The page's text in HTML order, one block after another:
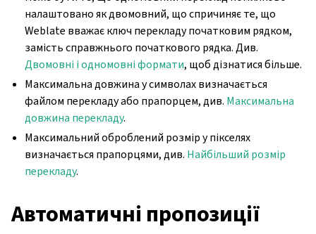
налаштовано як двомовний, що спричиняє те, що
Weblate вважає ключ перекладу початковим рядком,
замість справжнього початкового рядка. Див.
Двомовні і одномовні формати, щоб дізнатися більше.
Максимальна довжина у символах визначається
файлом перекладу або прапорцем, див. Максимальна
довжина перекладу.
Максимальний оброблений розмір у пікселях
визначається прапорцями, див. Найбільший розмір
перекладу.
Автоматичні пропозиції